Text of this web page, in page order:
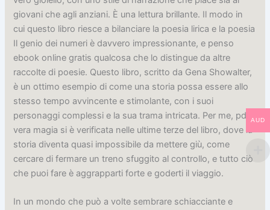
giovani che agli anziani. È una lettura brillante. Il modo in
cui questo libro riesce a bilanciare la poesia lirica e la poesia
Il genio dei numeri è davvero impressionante, e penso
ebook online gratis qualcosa che lo distingue da altre
raccolte di poesie. Questo libro, scritto da Gena Showalter,
è un ottimo esempio di come una storia possa essere allo
stesso tempo avvincente e stimolante, con i suoi
personaggi complessi e la sua trama intricata. Per me, pdf
vera magia si è verificata nelle ultime terze del libro, dove la
storia diventa quasi impossibile da mettere giù, come
cercare di fermare un treno sfuggito al controllo, e tutto ciò
che puoi fare è aggrapparti forte e goderti il viaggio.
In un mondo che può a volte sembrare schiacciante e
AUD